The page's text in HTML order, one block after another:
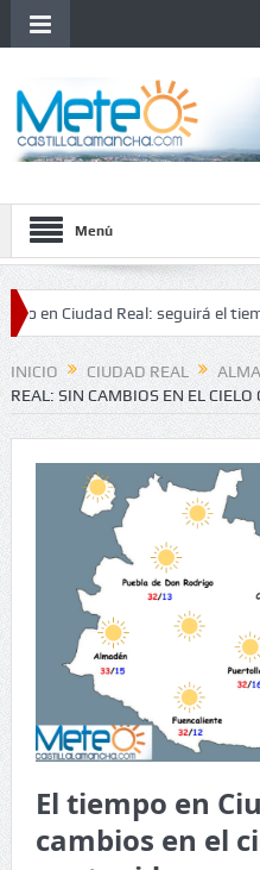
Menú
Ciudad Real: seguirá el tiempo
INICIO CIUDAD REAL
REAL: SIN CAMBIOS EN EL
El tiempo en
cambios en el